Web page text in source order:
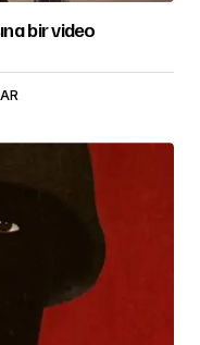
bir video